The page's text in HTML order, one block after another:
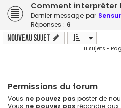
Comment interpréter
Dernier message par
Réponses : 6
Nouveau sujet
11 sujets •
Permissions du forum
Vous ne pouvez pas poster de
Vous ne pouvez pas répondre aux